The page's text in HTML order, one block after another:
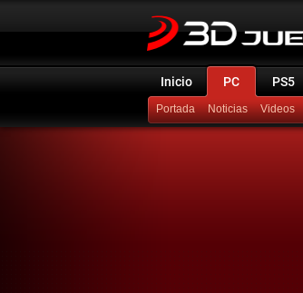
Inicio PC PS5
Portada Noticias Videos